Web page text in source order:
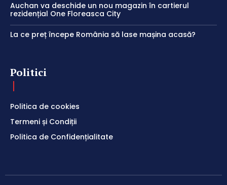
Auchan va deschide un nou magazin în cartierul
rezidențial One Floreasca City
La ce preț începe România să lase mașina acasă?
Politici
Politica de cookies
Termeni și Condiții
Politica de Confidențialitate